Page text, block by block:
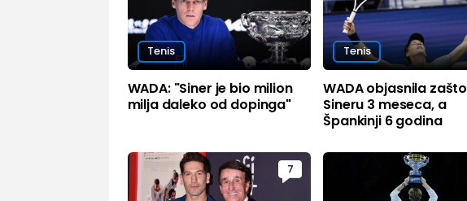
Tenis
WADA: "Siner je bio milion
milja daleko od dopinga"
Tenis
WADA objasnila zašto
Sineru 3 meseca, a
Špankinji 6 godina
7